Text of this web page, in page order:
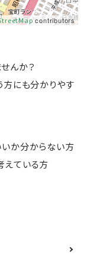
contributors
んか？
方にも分かりやす
いか分からない方
えている方